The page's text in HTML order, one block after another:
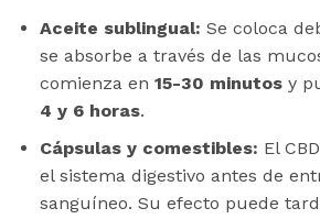
Aceite sublingual: Se coloca
se absorbe a través de las
comienza en 15-30 minutosy
4 y 6 horas.
Cápsulas y comestibles: El
el sistema digestivo antes de
sanguíneo. Su efecto puede